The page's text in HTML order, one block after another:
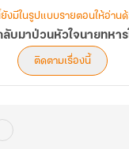
ยังมีในรูปแบบรายตอนให้อ่าน
ลับมาป่วนหัวใจนายทหา
ติดตามเรื่องนี้